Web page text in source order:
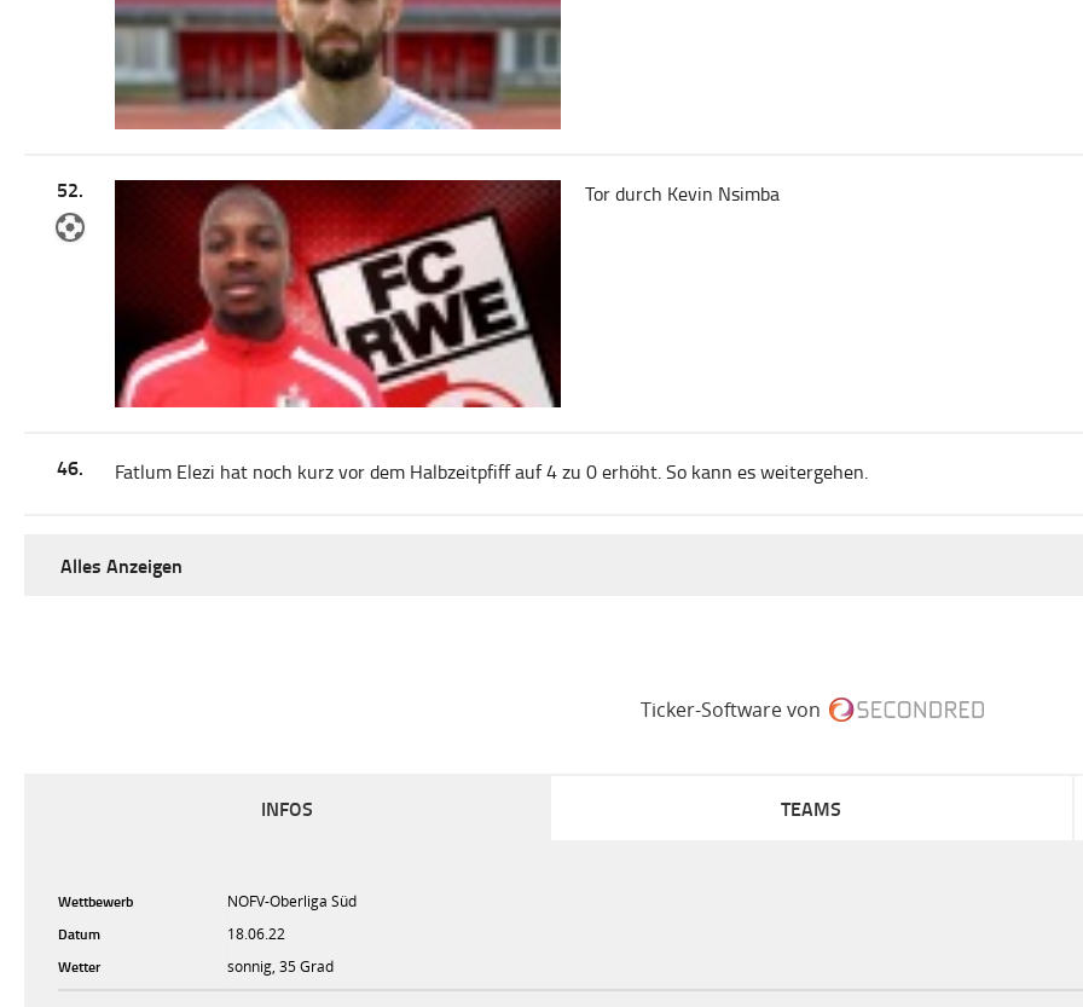
52. Tor durch Kevin Nsimba
46. Fatlum Elezi hat noch kurz vor dem Halbzeitpfiff auf 4 zu 0 erhöht. So kann es weitergehen.
Alles Anzeigen
Ticker-Software von
INFOS TEAMS
Wettbewerb
NOFV-Oberliga Süd
Datum
18.06.22
Wetter
sonnig, 35 Grad